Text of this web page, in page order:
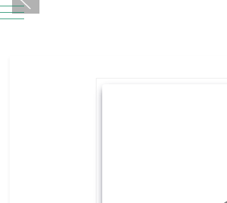
Mobile Menu Toggle